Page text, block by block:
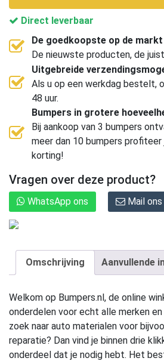
Direct leverbaar
De goedkoopste op de markt
De nieuwste producten, de
Uitgebreide
Als u op een werkdag bestelt,
48 uur.
Bumpers in grotere
Bij aankoop van 3 bumpers
meer dan 10 bumpers profiteer
korting!
Vragen over deze product?
WhatsApp ons Mail ons
Omschrijving Aanvullende
Welkom op Bumpers.nl, de online
onderdelen voor echt alle merken en
zoek naar auto materialen voor
reparatie? Dan vind je binnen drie
onderdeel dat je nodig hebt. Het